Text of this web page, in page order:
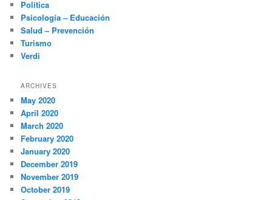
Política
Psicología – Educación
Salud – Prevención
Turismo
Verdi
ARCHIVES
May 2020
April 2020
March 2020
February 2020
January 2020
December 2019
November 2019
October 2019